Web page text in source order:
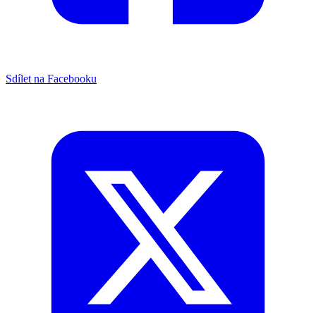
Sdílet na Facebooku